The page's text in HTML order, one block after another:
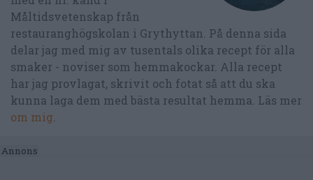
Måltidsvetenskap från
restauranghögskolan i Grythyttan. På denna sida
delar jag med mig av tusentals olika recept för alla
smaker - noviser som hemmakockar. Alla recept
har jag provlagat, skrivit och fotat så att du ska
kunna laga dem med bästa resultat hemma. Läs mer
om mig